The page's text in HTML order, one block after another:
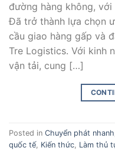
đường hàng không, với
Đã trở thành lựa chọn
cầu giao hàng gấp và
Tre Logistics. Với kinh
vận tải, cung […]
Posted in Chuyển phát nhanh
quốc tế, Kiến thức Làm thủ